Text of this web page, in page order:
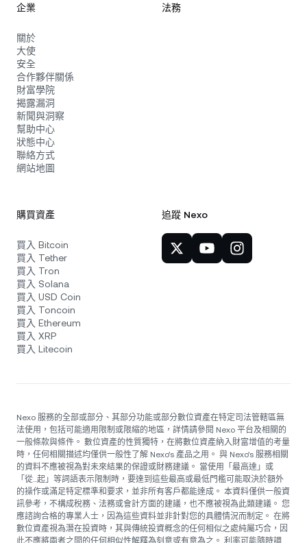
企業
關於
大使
安全
合作夥伴關係
財富學院
揭露漏洞
新聞與洞察
幫助中心
狀態中心
聯絡方式
網站地圖
法務
購買資產
買入 Bitcoin
買入 Tether
買入 Tron
買入 Solana
買入 USD Coin
買入 Toncoin
買入 Ethereum
買入 XRP
買入 Litecoin
追蹤 Nexo
Nexo 服務的全部或部分、其部分功能或部分數位資產在特定司法管轄區無
法使用，包括可能適用限制或限縮的地區，詳情請參閱 Nexo 平台及相關的
一般條款與條件。 數位資產的性質獨特，在將數位資產納入財富增值的考量
時，任何相關描述均僅供一般性了解 Nexo’s 產品之用。 與 Nexo’s 服務相關
的資料不應被視為對未來結果的保證或財務建議。 當使用「最高達」或
「從...起」等詞語表示限制時，要達到這些最高或最低門檻可能取決於額外
的操作或滿足特定標準和要求，並非所有客戶都能達成。 本資料僅供一般資
訊參考，不構成稅務、法務或會計方面的建議，也不應被視為此類建議。 您
應諮詢合格的專業人士，因為這些資料並非針對您的具體情況而制定。 在將
數位資產視為潛在投資時，其與傳統投資概念的任何相似之處純屬巧合，因